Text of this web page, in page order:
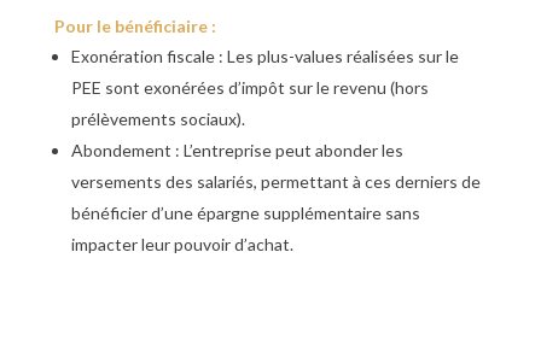
Pour le bénéficiaire :
Exonération fiscale : Les plus-values réalisées sur le
PEE sont exonérées d’impôt sur le revenu (hors
prélèvements sociaux).
Abondement : L’entreprise peut abonder les
versements des salariés, permettant à ces derniers de
bénéficier d’une épargne supplémentaire sans
impacter leur pouvoir d’achat.